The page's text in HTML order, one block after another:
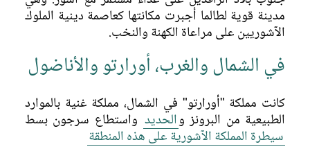
نينوى
الممالك المجاورة
موقع خورسآباد
ورشة البناء
تحت حكم سرجون
مدينة قوية لطالما أجبرت مكانتها كعاصمة دينية الملوك
الآشوريين على مراعاة الكهنة والنخب.
في الشمال والغرب، أورارتو والأناضول
كانت مملكة "أورارتو" في الشمال، مملكة غنية بالموارد
الطبيعية من البرونز والحديد واستطاع سرجون بسط
سيطرة المملكة الآشورية على هذه المنطقة